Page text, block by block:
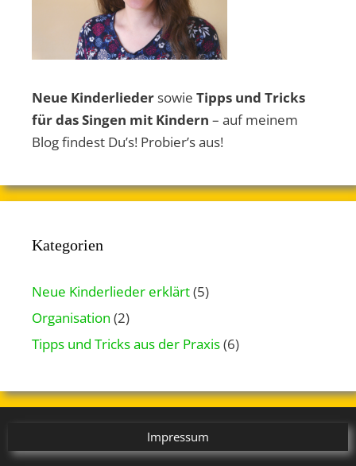
Neue Kinderlieder sowie Tipps und Tricks
für das Singen mit Kindern – auf meinem
Blog findest Du’s! Probier’s aus!
Kategorien
Neue Kinderlieder erklärt(5)
Organisation (2)
Tipps und Tricks aus der Praxis(6)
Impressum